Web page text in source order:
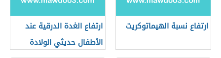
ارتفاع نسبة الهيماتوكريت
ارتفاع الغدة الدرقية عند
الأطفال حديثي الولادة